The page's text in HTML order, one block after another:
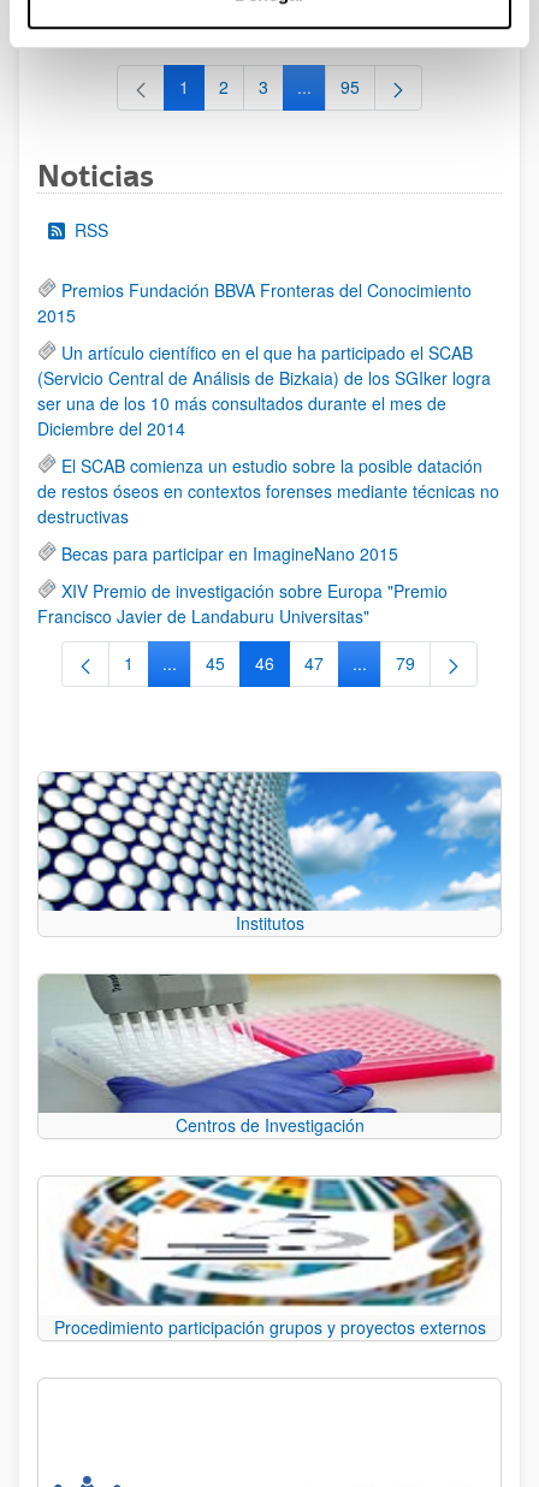
al 30/07/2026 (ambos incluídos)
Página
1 Página
2 Página
3 ...Páginas intermedias Use TAB
Página
95
Noticias
RSS
Premios Fundación BBVA Fronteras del Conocimiento
2015
Un artículo científico en el que ha participado el SCAB
(Servicio Central de Análisis de Bizkaia) de los SGIker logra
ser una de los 10 más consultados durante el mes de
Diciembre del 2014
El SCAB comienza un estudio sobre la posible datación
de restos óseos en contextos forenses mediante técnicas no
destructivas
Becas para participar en ImagineNano 2015
XIV Premio de investigación sobre Europa "Premio
Francisco Javier de Landaburu Universitas"
Página
1 ...Páginas intermedias Use TAB para desplazarse.
Página
45 Página
46 Página
47 ...Páginas intermedias
Página
79
Institutos
Centros de Investigación
Procedimiento participación grupos y proyectos externos